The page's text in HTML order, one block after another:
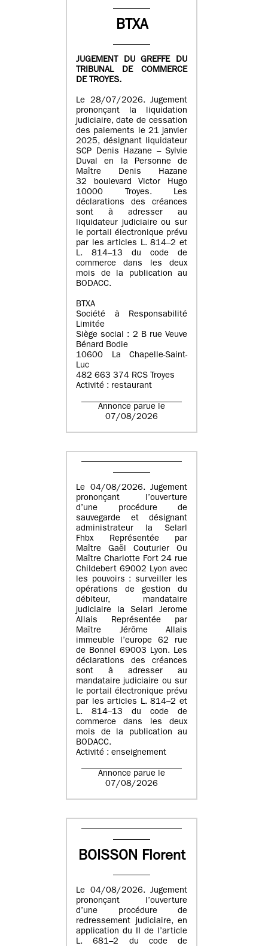
BTXA
JUGEMENT DU GREFFE DU
TRIBUNAL DE COMMERCE
DE TROYES.
Le 28/07/2026. Jugement
prononçant la liquidation
judiciaire, date de cessation
des paiements le 21 janvier
2025, désignant liquidateur
SCP Denis Hazane – Sylvie
Duval en la Personne de
Maître Denis Hazane
32 boulevard Victor Hugo
10000 Troyes. Les
déclarations des créances
sont à adresser au
liquidateur judiciaire ou sur
le portail électronique prévu
par les articles L. 814–2 et
L. 814–13 du code de
commerce dans les deux
mois de la publication au
BODACC.
BTXA
Société à Responsabilité
Limitée
Siège social : 2 B rue Veuve
Bénard Bodie
10600 La Chapelle-Saint-
Luc
482 663 374 RCS Troyes
Activité : restaurant
Annonce parue le
07/08/2026
Le 04/08/2026. Jugement
prononçant l’ouverture
d’une procédure de
sauvegarde et désignant
administrateur la Selarl
Fhbx Représentée par
Maître Gaël Couturier Ou
Maître Charlotte Fort 24 rue
Childebert 69002 Lyon avec
les pouvoirs : surveiller les
opérations de gestion du
débiteur, mandataire
judiciaire la Selarl Jerome
Allais Représentée par
Maître Jérôme Allais
immeuble l’europe 62 rue
de Bonnel 69003 Lyon. Les
déclarations des créances
sont à adresser au
mandataire judiciaire ou sur
le portail électronique prévu
par les articles L. 814–2 et
L. 814–13 du code de
commerce dans les deux
mois de la publication au
BODACC.
Activité : enseignement
Annonce parue le
07/08/2026
BOISSON Florent
Le 04/08/2026. Jugement
prononçant l’ouverture
d’une procédure de
redressement judiciaire, en
application du II de l’article
L. 681–2 du code de